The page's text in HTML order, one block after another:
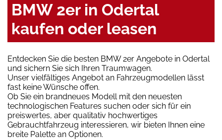
BMW 2er in Odertal
kaufen oder leasen
Entdecken Sie die besten BMW 2er Angebote in Odertal
und sichern Sie sich Ihren Traumwagen.
Unser vielfältiges Angebot an Fahrzeugmodellen lässt
fast keine Wünsche offen.
Ob Sie ein brandneues Modell mit den neuesten
technologischen Features suchen oder sich für ein
preiswertes, aber qualitativ hochwertiges
Gebrauchtfahrzeug interessieren, wir bieten Ihnen eine
breite Palette an Optionen.